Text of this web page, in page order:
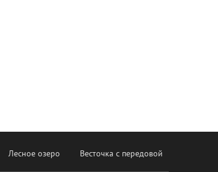
Лесное озеро Весточка с передовой